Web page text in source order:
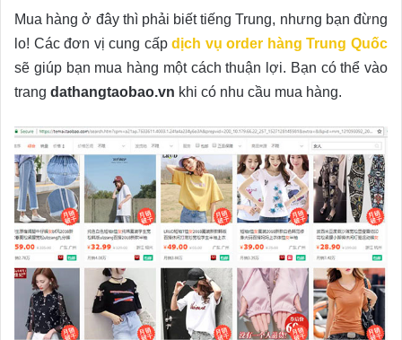
Mua hàng ở đây thì phải biết tiếng Trung, nhưng bạn đừng
lo! Các đơn vị cung cấpdịch vụ order hàng Trung Quốc
sẽ giúp bạn mua hàng một cách thuận lợi. Bạn có thể vào
trang dathangtaobao.vn khi có nhu cầu mua hàng.